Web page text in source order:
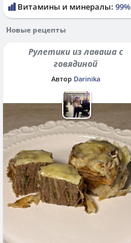
Витамины и минералы: 99%
Новые рецепты
Рулетики из лаваша с
говядиной
Автор Darinika